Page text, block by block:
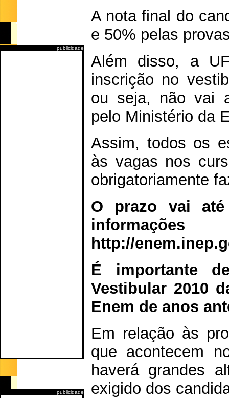
publicidade
publicidade
A nota final do
e 50% pelas
Além disso, a
inscrição no
ou seja, não vai
pelo Ministério da
Assim, todos os
às vagas nos
obrigatoriamente
O prazo vai
http://
É importante
Vestibular 2010
Enem de anos
Em relação às
que acontecem
haverá grandes
exigido dos